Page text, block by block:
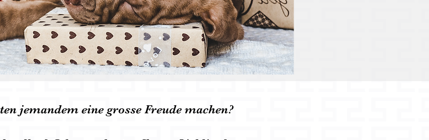
jemandem eine grosse Freude machen?